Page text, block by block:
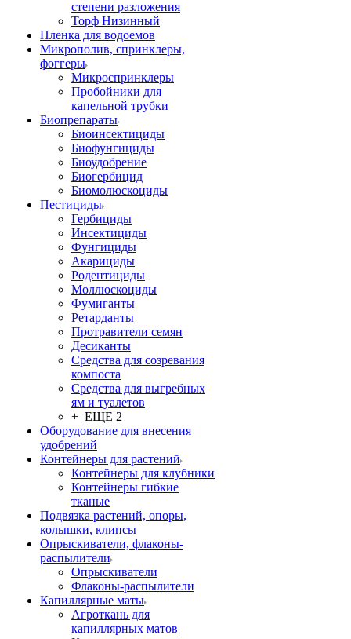
степени разложения
Торф Низинный
Пленка для водоемов
Микрополив, спринклеры,
фоггеры
Микроспринклеры
Пробойники для
капельной трубки
Биопрепараты
Биоинсектициды
Биофунгициды
Биоудобрение
Биогербицид
Биомолюскоциды
Пестициды
Гербициды
Инсектициды
Фунгициды
Акарициды
Родентициды
Моллюскоциды
Фумиганты
Ретарданты
Протравители семян
Десиканты
Средства для созревания
компоста
Средства для выгребных
ям и туалетов
+ ЕЩЕ 2
Оборудование для внесения
удобрений
Контейнеры для растений
Контейнеры для клубники
Контейнеры гибкие
тканые
Подвязка растений, опоры,
колышки, клипсы
Опрыскиватели, флаконы-
распылители
Опрыскиватели
Флаконы-распылители
Капиллярные маты
Агроткань для
капиллярных матов